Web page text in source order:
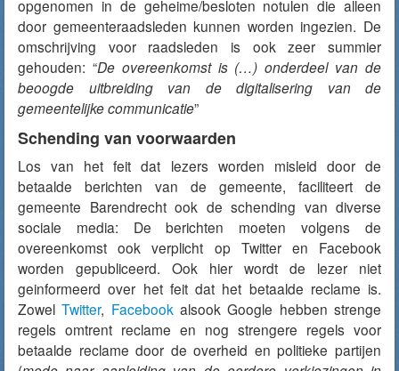
opgenomen in de geheime/besloten notulen die alleen
door gemeenteraadsleden kunnen worden ingezien. De
omschrijving voor raadsleden is ook zeer summier
gehouden: “De overeenkomst is (…) onderdeel van de
beoogde uitbreiding van de digitalisering van de
gemeentelijke communicatie”
Schending van voorwaarden
Los van het feit dat lezers worden misleid door de
betaalde berichten van de gemeente, faciliteert de
gemeente Barendrecht ook de schending van diverse
sociale media: De berichten moeten volgens de
overeenkomst ook verplicht op Twitter en Facebook
worden gepubliceerd. Ook hier wordt de lezer niet
geinformeerd over het feit dat het betaalde reclame is.
ZowelTwitter, Facebook alsook Google hebben strenge
regels omtrent reclame en nog strengere regels voor
betaalde reclame door de overheid en politieke partijen